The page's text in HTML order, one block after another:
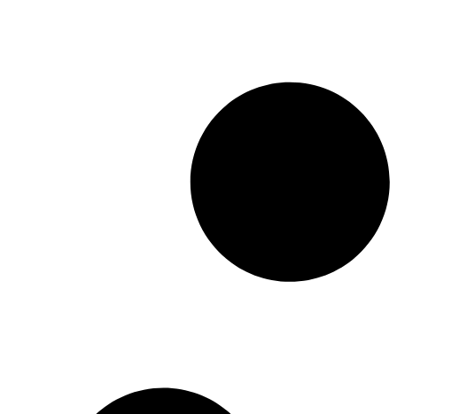
cuivre, dont le premier
tirage n’a pas été réalisé du
vivant de l’artiste, sont
donc restées en sommeil
d’offrir pour la première fois
aux lecteurs la vision du
d’Alexandre
Alexeïeff.